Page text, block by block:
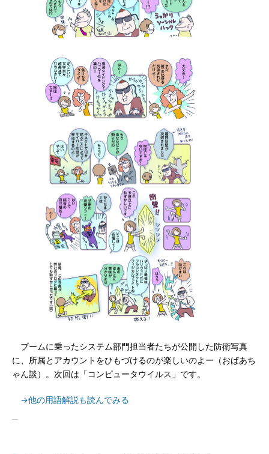
ブームに乗ったシステム部門担当者たちが公開した防衛写真
に、所属とアカウントをひもづけるのが楽しいのよー（おばあち
ゃん談）。次回は「コンピュータウイルス」です。
→他の用語解説も読んでみる